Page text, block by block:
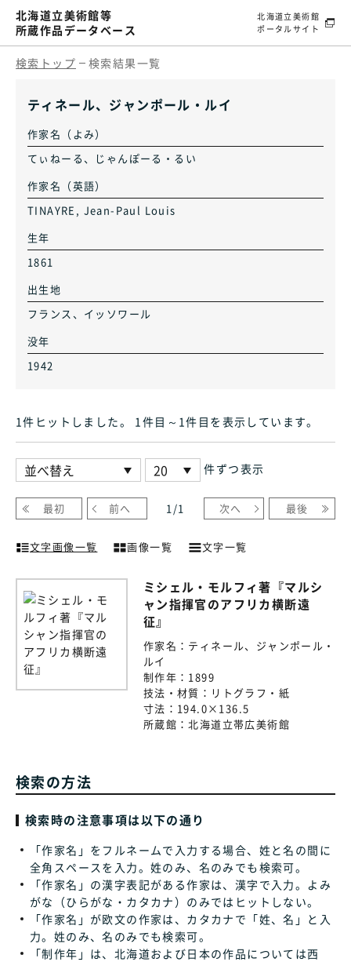
北海道立美術館等
所蔵作品データベース
北海道立美術館
ポータルサイト
検索トップ 検索結果一覧
ティネール、ジャンポール・ルイ
作家名（よみ）
てぃねーる、じゃんぽーる・るい
作家名（英語）
TINAYRE, Jean-Paul Louis
生年
1861
出生地
フランス、イッソワール
没年
1942
1件ヒット しました。 1件目～1件目 を表示しています。
件ずつ表示
最初 前へ 1 /1 次へ 最後
文字画像一覧 画像一覧 文字一覧
ミシェル・モルフィ著『マルシ
ャン指揮官のアフリカ横断遠
征』
作家名： ティネール、ジャンポール・
ルイ
制作年： 1899
技法・材質： リトグラフ・紙
寸法： 194.0×136.5
所蔵館：北海道立帯広美術館
検索の方法
検索時の注意事項は以下の通り
「作家名」をフルネームで入力する場合、姓と名の間に
全角スペースを入力。姓のみ、名のみでも検索可。
「作家名」の漢字表記がある作家は、漢字で入力。よみ
がな（ひらがな・カタカナ）のみではヒットしない。
「作家名」が欧文の作家は、カタカナで「姓、名」と入
力。姓のみ、名のみでも検索可。
「制作年」は、北海道および日本の作品については西